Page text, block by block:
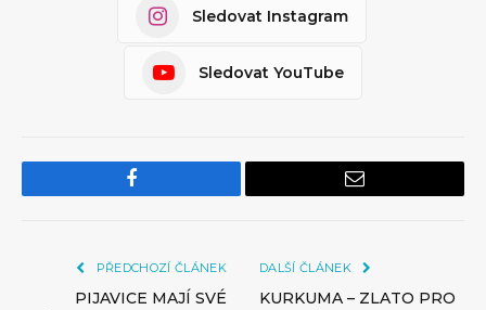
Sledovat Instagram
Sledovat YouTube
Facebook Email
PŘEDCHOZÍ ČLÁNEK
PIJAVICE MAJÍ SVÉ
DALŠÍ ČLÁNEK
KURKUMA – ZLATO PRO